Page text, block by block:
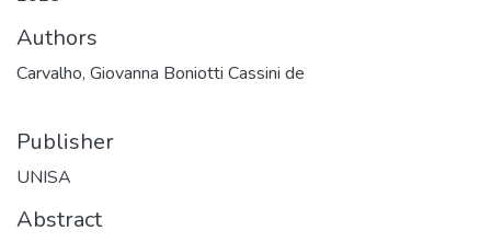
Authors
Carvalho, Giovanna Boniotti Cassini de
Publisher
UNISA
Abstract